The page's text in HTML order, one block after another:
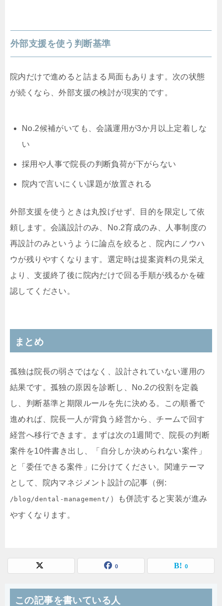
外部支援を使う判断基準
院内だけで進めると詰まる局面もあります。次の状態
が続くなら、外部支援の検討が現実的です。
No.2候補がいても、会議運用が3か月以上定着しな
い
採用や人事で院長の判断負荷が下がらない
院内で言いにくい課題が放置される
外部支援を使うときは丸投げせず、目的を限定して依
頼します。会議設計のみ、No.2育成のみ、人事制度の
再設計のみというように論点を絞ると、院内にノウハ
ウが残りやすくなります。選定時は提案資料の見栄え
より、支援終了後に院内だけで回る手順が残るかを確
認してください。
まとめ
孤独は院長の弱さではなく、設計されていない運用の
結果です。孤独の原因を診断し、No.2の役割を定義
し、判断基準と期限ルールを先に決める。この順番で
進めれば、院長一人が背負う経営から、チームで回す
経営へ移行できます。まずは次の1週間で、院長の判断
案件を10件書き出し、「自分しか決められない案件」
と「委任できる案件」に分けてください。関連テーマ
として、院内マネジメント設計の記事（例:
/blog/dental-management/ ）も併読すると実装が進み
やすくなります。
0 0
この記事を書いている人